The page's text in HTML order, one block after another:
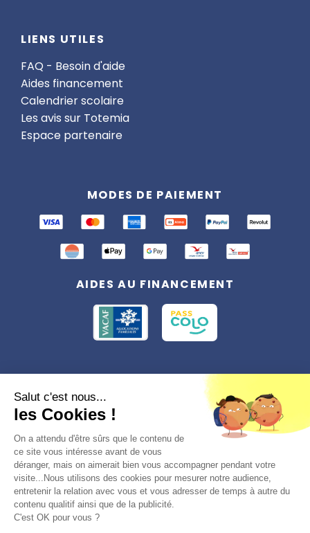
LIENS UTILES
FAQ - Besoin d'aide
Aides financement
Calendrier scolaire
Les avis sur Totemia
Espace partenaire
MODES DE PAIEMENT
AIDES AU FINANCEMENT
Conformément à la réglementation applicable en matière de données
personnelles, vous disposez d'un droit d'accès, de rectification et
d'effacement, du droit à la limitation du traitement des données vous
concernant. Vous pouvez consulter
notre politique de confidentialité
Préférences des cookies >
Salut c'est nous...
les Cookies !
On a attendu d'être sûrs que le contenu de
ce site vous intéresse avant de vous
déranger, mais on aimerait bien vous accompagner pendant votre
visite...Nous utilisons des cookies pour mesurer notre audience,
entretenir la relation avec vous et vous adresser de temps à autre du
contenu qualitif ainsi que de la publicité.
C'est OK pour vous ?